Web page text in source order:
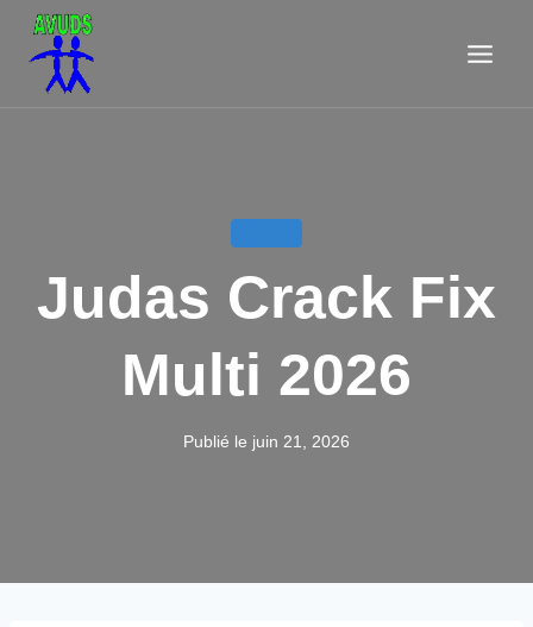
Aller
contenu
Judas Crack Fix
Multi 2026
Publié le juin 21, 2026